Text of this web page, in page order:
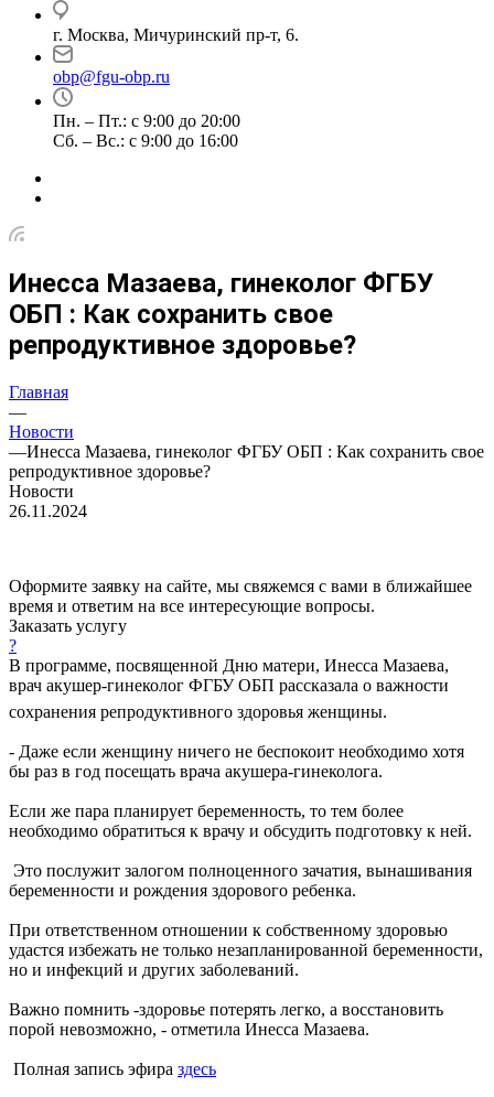
г. Москва, Мичуринский пр-т, 6.
obp@fgu-obp.ru
Пн. – Пт.: с 9:00 до 20:00
Сб. – Вс.: с 9:00 до 16:00
Инесса Мазаева, гинеколог ФГБУ
ОБП : Как сохранить свое
репродуктивное здоровье?
Главная
—
Новости
—Инесса Мазаева, гинеколог ФГБУ ОБП : Как сохранить свое
репродуктивное здоровье?
Новости
26.11.2024
Оформите заявку на сайте, мы свяжемся с вами в ближайшее
время и ответим на все интересующие вопросы.
Заказать услугу
?
В программе, посвященной Дню матери, Инесса Мазаева,
врач акушер-гинеколог ФГБУ ОБП рассказала о важности
сохранения репродуктивного здоровья женщины.
- Даже если женщину ничего не беспокоит необходимо хотя
бы раз в год посещать врача акушера-гинеколога.
Если же пара планирует беременность, то тем более
необходимо обратиться к врачу и обсудить подготовку к ней.
Это послужит залогом полноценного зачатия, вынашивания
беременности и рождения здорового ребенка.
При ответственном отношении к собственному здоровью
удастся избежать не только незапланированной беременности,
но и инфекций и других заболеваний.
Важно помнить -здоровье потерять легко, а восстановить
порой невозможно, - отметила Инесса Мазаева.
Полная запись эфира здесь